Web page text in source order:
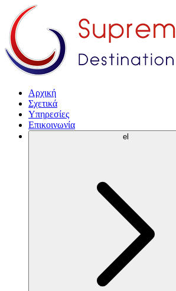
Αρχική
Σχετικά
Υπηρεσίες
Επικοινωνία